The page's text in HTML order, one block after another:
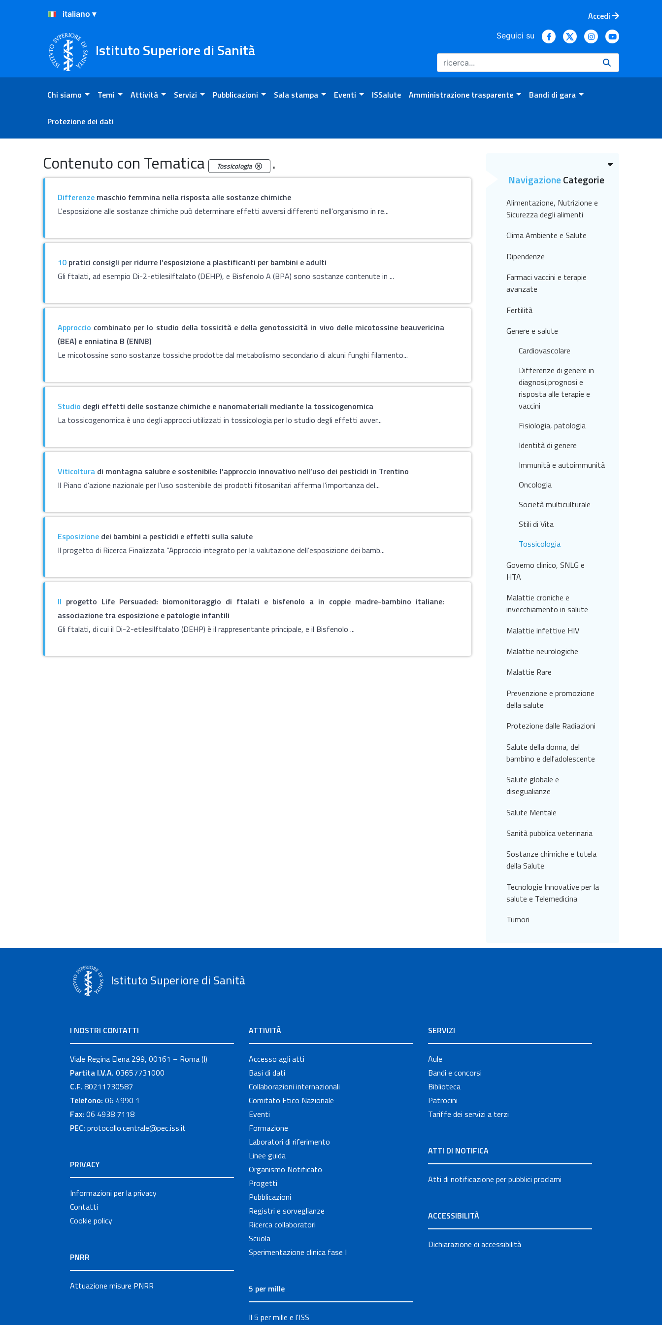
Salta al Contenuto
Salta al Footer
Accedi
Istituto Superiore di Sanità
Seguici su
Chi siamo Temi Attività Servizi Pubblicazioni Sala stampa Eventi ISSalute Amministrazione trasparente Bandi di gara
Protezione dei dati
ArchivioContenuto con Tematica Tossicologia .
Differenze maschio femmina nella risposta alle sostanze chimiche
L'esposizione alle sostanze chimiche può determinare effetti avversi differenti nell'organismo in re...
10 pratici consigli per ridurre l’esposizione a plastificanti per bambini e adulti
Gli ftalati, ad esempio Di-2-etilesilftalato (DEHP), e Bisfenolo A (BPA) sono sostanze contenute in ...
Approccio combinato per lo studio della tossicità e della genotossicità in vivo delle micotossine beauvericina
(BEA) e enniatina B (ENNB)
Le micotossine sono sostanze tossiche prodotte dal metabolismo secondario di alcuni funghi filamento...
Studio degli effetti delle sostanze chimiche e nanomateriali mediante la tossicogenomica
La tossicogenomica è uno degli approcci utilizzati in tossicologia per lo studio degli effetti avver...
Viticoltura di montagna salubre e sostenibile: l’approccio innovativo nell’uso dei pesticidi in Trentino
Il Piano d’azione nazionale per l’uso sostenibile dei prodotti fitosanitari afferma l’importanza del...
Esposizione dei bambini a pesticidi e effetti sulla salute
Il progetto di Ricerca Finalizzata “Approccio integrato per la valutazione dell’esposizione dei bamb...
Il progetto Life Persuaded: biomonitoraggio di ftalati e bisfenolo a in coppie madre-bambino italiane:
associazione tra esposizione e patologie infantili
Gli ftalati, di cui il Di-2-etilesilftalato (DEHP) è il rappresentante principale, e il Bisfenolo ...
NavigazioneCategorie
Alimentazione, Nutrizione e
Sicurezza degli alimenti
Clima Ambiente e Salute
Dipendenze
Farmaci vaccini e terapie
avanzate
Fertilità
Genere e salute
Cardiovascolare
Differenze di genere in
diagnosi,prognosi e
risposta alle terapie e
vaccini
Fisiologia, patologia
Identità di genere
Immunità e autoimmunità
Oncologia
Società multiculturale
Stili di Vita
Tossicologia
Governo clinico, SNLG e
HTA
Malattie croniche e
invecchiamento in salute
Malattie infettive HIV
Malattie neurologiche
Malattie Rare
Prevenzione e promozione
della salute
Protezione dalle Radiazioni
Salute della donna, del
bambino e dell'adolescente
Salute globale e
disegualianze
Salute Mentale
Sanità pubblica veterinaria
Sostanze chimiche e tutela
della Salute
Tecnologie Innovative per la
salute e Telemedicina
Tumori
Istituto Superiore di Sanità
I NOSTRI CONTATTI
Viale Regina Elena 299, 00161 – Roma (I)
Partita I.V.A. 03657731000
C.F. 80211730587
Telefono: 06 4990 1
Fax: 06 4938 7118
PEC: protocollo.centrale@pec.iss.it
PRIVACY
Informazioni per la privacy
Contatti
Cookie policy
PNRR
Attuazione misure PNRR
ATTIVITÀ
Accesso agli atti
Basi di dati
Collaborazioni internazionali
Comitato Etico Nazionale
Eventi
Formazione
Laboratori di riferimento
Linee guida
Organismo Notificato
Progetti
Pubblicazioni
Registri e sorveglianze
Ricerca collaboratori
Scuola
Sperimentazione clinica fase I
5 per mille
Il 5 per mille e l'ISS
SERVIZI
Aule
Bandi e concorsi
Biblioteca
Patrocini
Tariffe dei servizi a terzi
ATTI DI NOTIFICA
Atti di notificazione per pubblici proclami
ACCESSIBILITÀ
Dichiarazione di accessibilità